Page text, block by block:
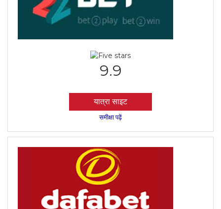
9.9
यात्रा साइट
समीक्षा पढ़ें